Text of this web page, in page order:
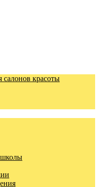
салонов красоты
школы